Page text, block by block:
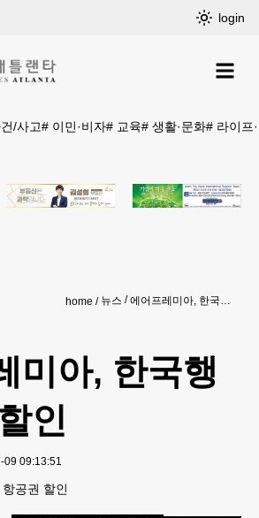
login
/사고# 이민·비자# 교육# 생활·문화# 라이프
home 뉴스 에어프레미아, 한국행 항공권 할인
미아, 한국행
인
09 09:13:51
공권 할인